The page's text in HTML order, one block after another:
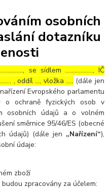
osobních
dotazníku
se sídlem ………………, IČ
, oddíl …, vložka ….. (dále jen
Evropského parlamentu
o ochraně fyzických osob v
osobních údajů a o volném
směrnice 95/46/ES (obecné
údajů) (dále jen „Nařízení“),
údaje:
zboží
zpracovány za účelem: